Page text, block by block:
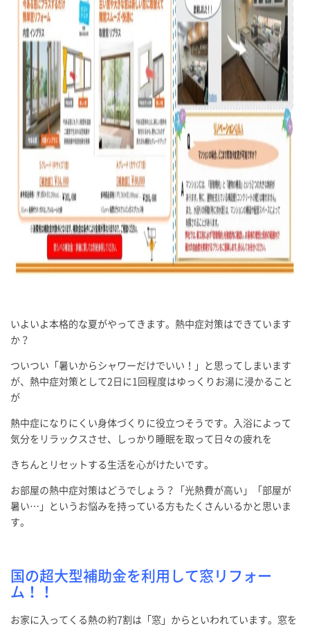
いよいよ本格的な夏がやってきます。熱中症対策はできています
か？
ついつい「暑いからシャワーだけでいい！」と思ってしまいます
が、熱中症対策として2日に1回程度はゆっくりお湯に浸かること
が
熱中症になりにくい身体づくりに役立つそうです。入浴によって
気分をリラックスさせ、しっかり睡眠を取って日々の疲れを
きちんとリセットする生活を心がけたいです。
お部屋の熱中症対策はどうでしょう？「光熱費が高い」「部屋が
暑い…」というお悩みを持っている方もたくさんいるかと思いま
す。
国の超大型補助金を利用して窓リフォー
ム！！
お家に入ってくる熱の約7割は「窓」からといわれています。窓を